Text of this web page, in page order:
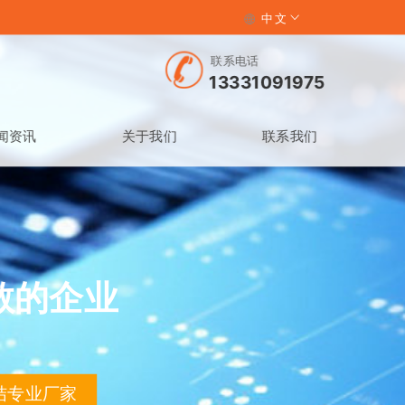
13331091975
联系电话
中文
资讯 关于我们 联系我们
的企业
业厂家